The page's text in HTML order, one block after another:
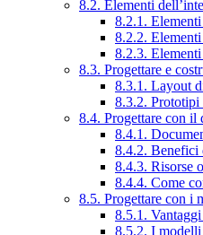
8.2. Elementi
8.2.1.
8.2.2.
8.2.3.
8.3. Progettare e
8.3.1. Layout
8.3.2. Prototipi
8.4. Progettare con il
8.4.1.
8.4.2. Benefici
8.4.3. Risorse
8.4.4. Come
8.5. Progettare con i
8.5.1.
8.5.2. I